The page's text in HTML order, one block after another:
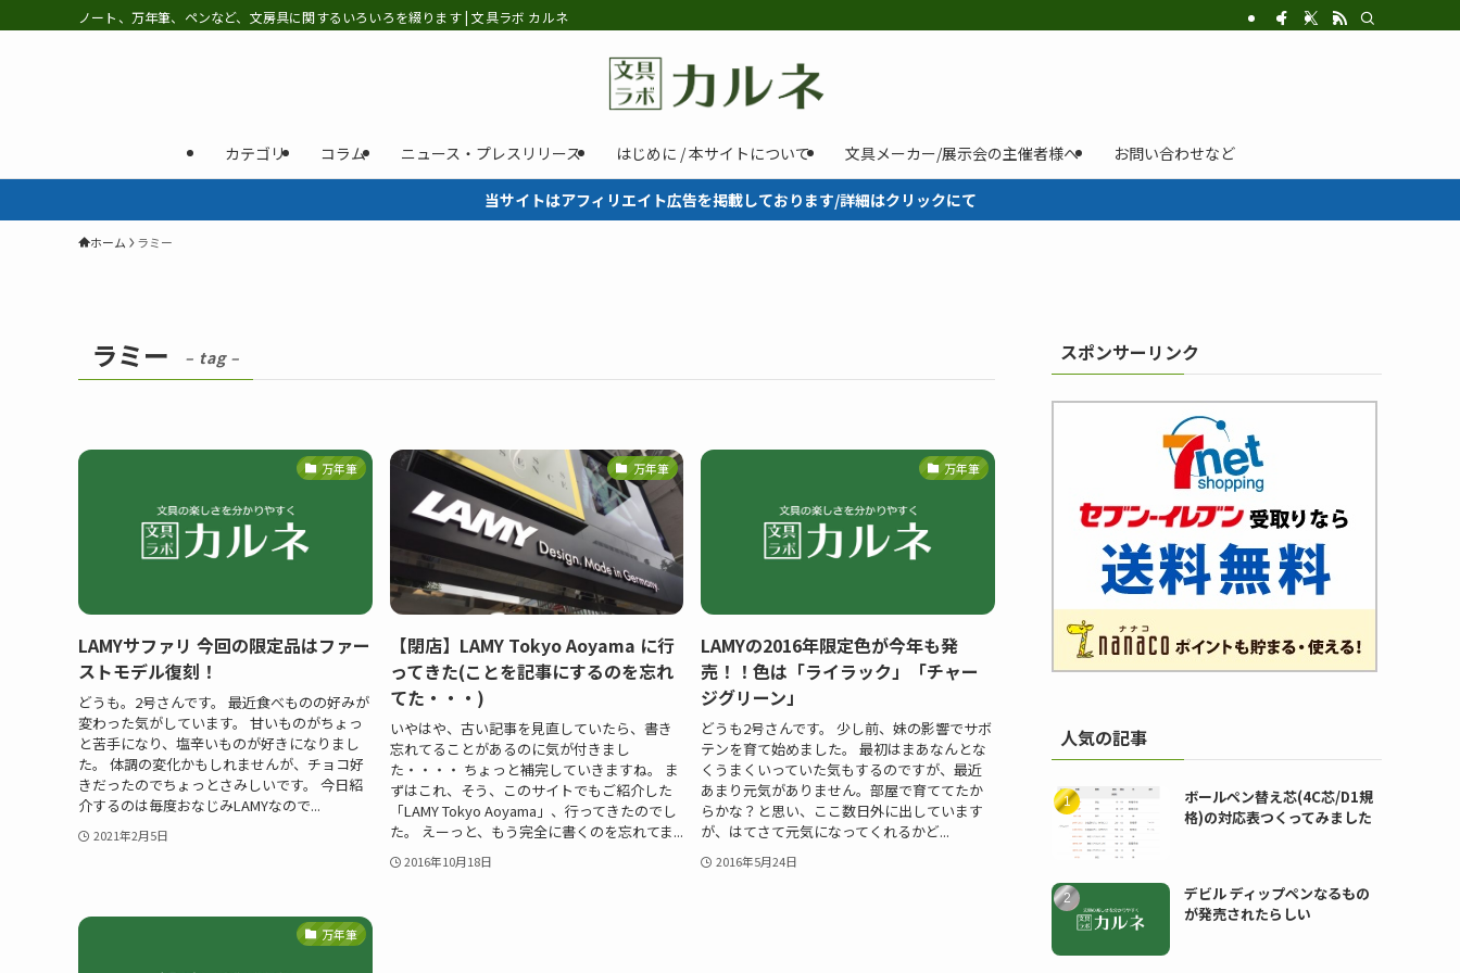
ノート、万年筆、ペンなど、文房具に関するいろいろを綴ります | 文具ラボ カルネ
カテゴリ コラム ニュース・プレスリリース はじめに / 本サイトについて 文具メーカー/展示会の主催者様へ お問い合わせなど
当サイトはアフィリエイト広告を掲載しております/詳細はクリックにて
ホーム ラミー
ラミー – tag –
万年筆
LAMYサファリ 今回の限定品はファー
ストモデル復刻！
どうも。2号さんです。 最近食べものの好みが
変わった気がしています。 甘いものがちょっ
と苦手になり、塩辛いものが好きになりまし
た。 体調の変化かもしれませんが、チョコ好
きだったのでちょっとさみしいです。 今日紹
介するのは毎度おなじみLAMYなので...
2021年2月5日
万年筆
【閉店】LAMY Tokyo Aoyama に行
ってきた(ことを記事にするのを忘れ
てた・・・)
いやはや、古い記事を見直していたら、書き
忘れてることがあるのに気が付きまし
た・・・・ ちょっと補完していきますね。 ま
ずはこれ、そう、このサイトでもご紹介した
「LAMY Tokyo Aoyama」、行ってきたのでし
た。 えーっと、もう完全に書くのを忘れてま...
2016年10月18日
万年筆
LAMYの2016年限定色が今年も発
売！！色は「ライラック」「チャー
ジグリーン」
どうも2号さんです。 少し前、妹の影響でサボ
テンを育て始めました。 最初はまあなんとな
くうまくいっていた気もするのですが、最近
あまり元気がありません。部屋で育ててたか
らかな？と思い、ここ数日外に出しています
が、はてさて元気になってくれるかど...
2016年5月24日
万年筆
スポンサーリンク
人気の記事
ボールペン替え芯(4C芯/D1規
格)の対応表つくってみました
デビル ディップペンなるもの
が発売されたらしい